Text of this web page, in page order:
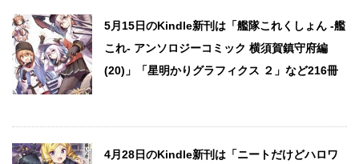
5月15日のKindle新刊は「艦隊これくしょん -艦
これ- アンソロジーコミック 横須賀鎮守府編
(20)」「星明かりグラフィクス ２」など216冊
4月28日のKindle新刊は「ニートだけどハロワ